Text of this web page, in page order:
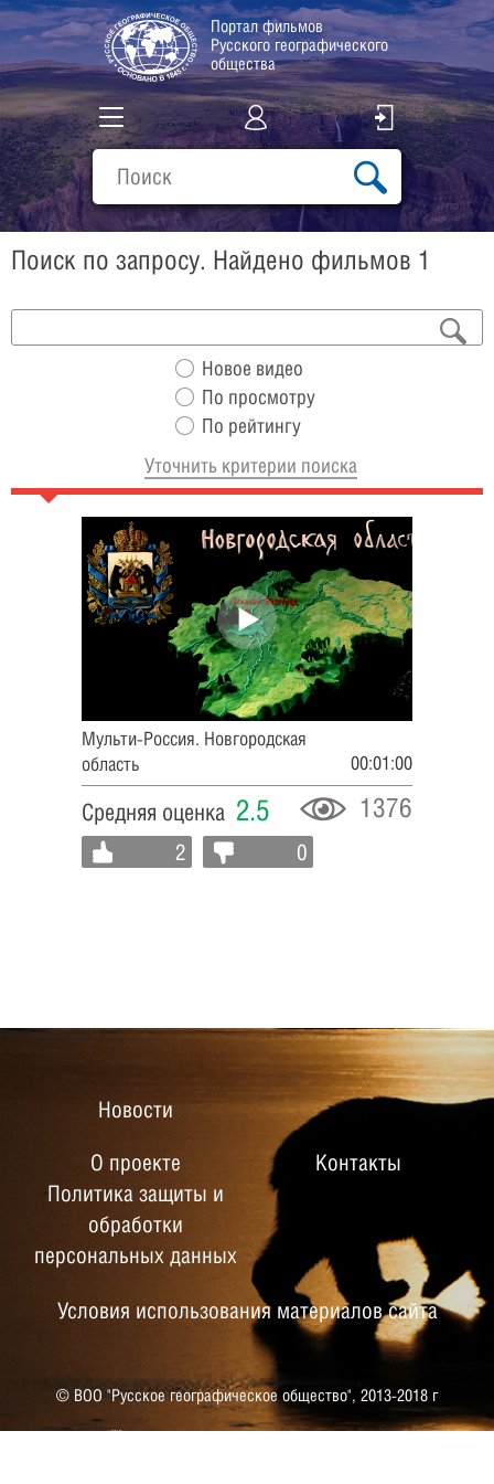
Портал фильмов
Русского географического
общества
Все фильмы
Подборки
О проекте
Поиск по запросу. Найдено фильмов 1
Новое видео
По просмотру
По рейтингу
Уточнить критерии поиска
Мульти-Россия. Новгородская
область
00:01:00
Средняя оценка 2.5 1376
2 0
Новости
Условия использования материалов сайта
О проекте
Контакты
Политика защиты и
обработки
персональных данных
© ВОО "Русское географическое общество", 2013-2018 г